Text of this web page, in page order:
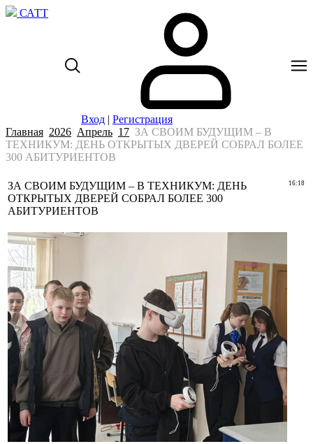
САТТ
Вход | Регистрация
Главная 2026 Апрель 17 ЗА СВОИМ БУДУЩИМ – В
ТЕХНИКУМ: ДЕНЬ ОТКРЫТЫХ ДВЕРЕЙ СОБРАЛ БОЛЕЕ
300 АБИТУРИЕНТОВ
16:18
ЗА СВОИМ БУДУЩИМ – В ТЕХНИКУМ: ДЕНЬ
ОТКРЫТЫХ ДВЕРЕЙ СОБРАЛ БОЛЕЕ 300
АБИТУРИЕНТОВ